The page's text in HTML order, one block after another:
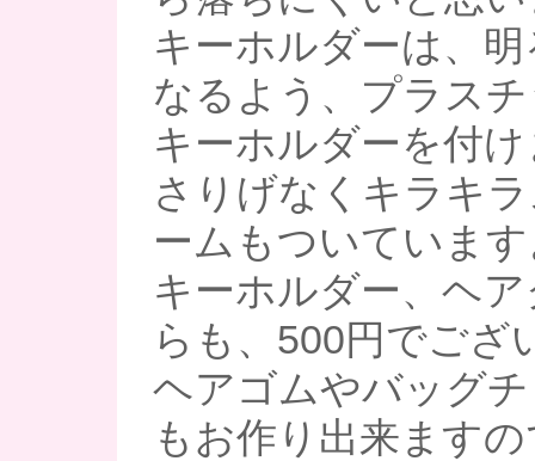
キーホルダーは、
なるよう、プラス
キーホルダーを付
さりげなくキラキ
ームもついています
キーホルダー、ヘ
らも、500円でござ
ヘアゴムやバッグ
もお作り出来ます